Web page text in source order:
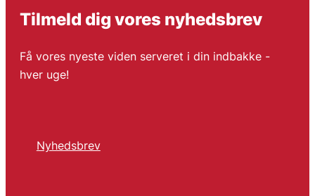
Tilmeld dig vores nyhedsbrev
Få vores nyeste viden serveret i din indbakke -
hver uge!
Nyhedsbrev